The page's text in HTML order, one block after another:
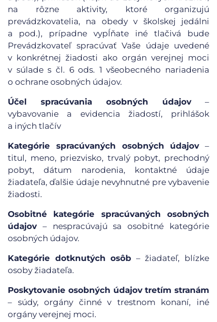
na rôzne aktivity, ktoré organizujú
prevádzkovatelia, na obedy v školskej jedálni
a pod.), prípadne vypĺňate iné tlačivá bude
Prevádzkovateľ spracúvať Vaše údaje uvedené
v konkrétnej žiadosti ako orgán verejnej moci
v súlade s čl. 6 ods. 1 všeobecného nariadenia
o ochrane osobných údajov.
Účel spracúvania osobných údajov –
vybavovanie a evidencia žiadostí, prihlášok
a iných tlačív
Kategórie spracúvaných osobných údajov –
titul, meno, priezvisko, trvalý pobyt, prechodný
pobyt, dátum narodenia, kontaktné údaje
žiadateľa, ďalšie údaje nevyhnutné pre vybavenie
žiadosti.
Osobitné kategórie spracúvaných osobných
údajov – nespracúvajú sa osobitné kategórie
osobných údajov.
Kategórie dotknutých osôb – žiadateľ, blízke
osoby žiadateľa.
Poskytovanie osobných údajov tretím stranám
– súdy, orgány činné v trestnom konaní, iné
orgány verejnej moci.